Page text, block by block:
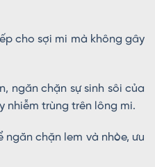
cho sợi mi mà không gây
ngăn chặn sự sinh sôi của
nhiễm trùng trên lông mi.
ngăn chặn lem và nhòe, ưu